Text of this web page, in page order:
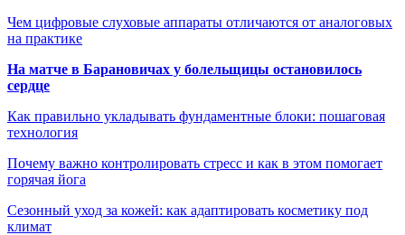
Чем цифровые слуховые аппараты отличаются от аналоговых
на практике
На матче в Барановичах у болельщицы остановилось
сердце
Как правильно укладывать фундаментные блоки: пошаговая
технология
Почему важно контролировать стресс и как в этом помогает
горячая йога
Сезонный уход за кожей: как адаптировать косметику под
климат